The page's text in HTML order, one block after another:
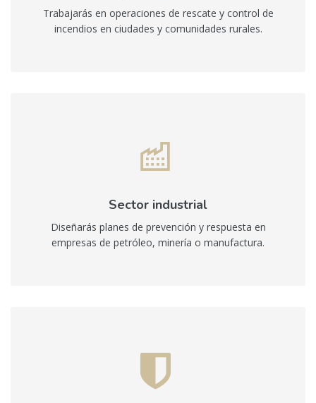
Trabajarás en operaciones de rescate y control de
incendios en ciudades y comunidades rurales.
Sector industrial
Diseñarás planes de prevención y respuesta en
empresas de petróleo, minería o manufactura.